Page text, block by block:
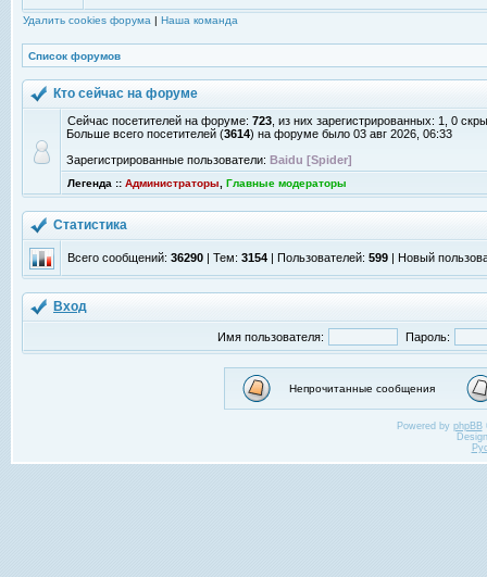
Удалить cookies форума | Наша команда
Список форумов
Кто сейчас на форуме
Сейчас посетителей на форуме: 723 , из них зарегистрированных: 1, 0
Больше всего посетителей (3614) на форуме было 03 авг 2026, 06:33
Зарегистрированные пользователи: Baidu [Spider]
Легенда :: Администраторы Главные модераторы
Статистика
Всего сообщений: 36290 | Тем: 3154 | Пользователей: 599 | Новый
Вход
Имя пользователя: Пароль:
Непрочитанные сообщения
Powered by phpBB